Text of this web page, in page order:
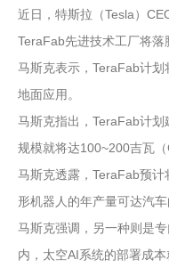
近日，特斯拉（Tesla）
TeraFab先进技术工厂将
马斯克表示，TeraFab计
地面应用。
马斯克指出，TeraFab计
规模就将达100~200吉瓦
马斯克透露，TeraFab预
形机器人的年产量可达汽
马斯克强调，另一种则是
内，太空AI系统的部署成本